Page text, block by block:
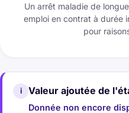
Un arrêt maladie de
emploi en contrat à durée
pour
i Valeur ajoutée de
Donnée non encore